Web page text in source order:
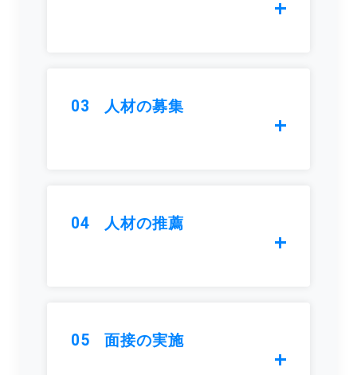
03 人材の募集
04 人材の推薦
05 面接の実施